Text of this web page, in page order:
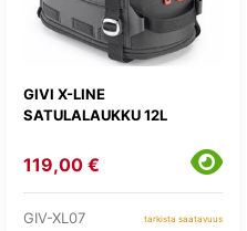
GIVI X-LINE
SATULALAUKKU 12L
119,00 €
GIV-XL07 tarkista saatavuus